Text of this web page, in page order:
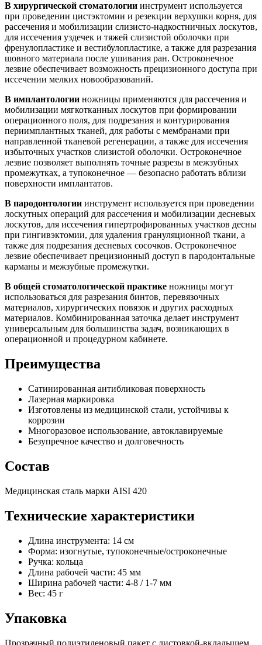
В хирургической стоматологии инструмент используется
при проведении цистэктомии и резекции верхушки корня, для
рассечения и мобилизации слизисто-надкостничных лоскутов,
для иссечения уздечек и тяжей слизистой оболочки при
френулопластике и вестибулопластике, а также для разрезания
шовного материала после ушивания ран. Остроконечное
лезвие обеспечивает возможность прецизионного доступа при
иссечении мелких новообразований.
В имплантологии ножницы применяются для рассечения и
мобилизации мягкотканных лоскутов при формировании
операционного поля, для подрезания и контурирования
периимплантных тканей, для работы с мембранами при
направленной тканевой регенерации, а также для иссечения
избыточных участков слизистой оболочки. Остроконечное
лезвие позволяет выполнять точные разрезы в межзубных
промежутках, а тупоконечное — безопасно работать вблизи
поверхности имплантатов.
В пародонтологии инструмент используется при проведении
лоскутных операций для рассечения и мобилизации десневых
лоскутов, для иссечения гипертрофированных участков десны
при гингивэктомии, для удаления грануляционной ткани, а
также для подрезания десневых сосочков. Остроконечное
лезвие обеспечивает прецизионный доступ в пародонтальные
карманы и межзубные промежутки.
В общей стоматологической практике ножницы могут
использоваться для разрезания бинтов, перевязочных
материалов, хирургических повязок и других расходных
материалов. Комбинированная заточка делает инструмент
универсальным для большинства задач, возникающих в
операционной и процедурном кабинете.
Преимущества
Сатинированная антибликовая поверхность
Лазерная маркировка
Изготовлены из медицинской стали, устойчивы к
коррозии
Многоразовое использование, автоклавируемые
Безупречное качество и долговечность
Состав
Медицинская сталь марки AISI 420
Технические характеристики
Длина инструмента: 14 см
Форма: изогнутые, тупоконечные/остроконечные
Ручка: кольца
Длина рабочей части: 45 мм
Ширина рабочей части: 4-8 / 1-7 мм
Вес: 45 г
Упаковка
Прозрачный полиэтиленовый пакет с листовкой-вкладышем,